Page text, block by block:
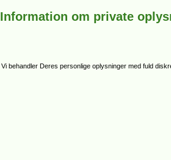
Information om private
Vi behandler Deres personlige oplysninger med fuld